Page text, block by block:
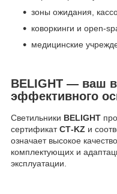
зоны ожидания,
коворкинги и open-
медицинские
BELIGHT — ваш
эффективного
Светильники BELIGHT
сертификатСТ-KZ и
означает высокое
комплектующих и
эксплуатации.